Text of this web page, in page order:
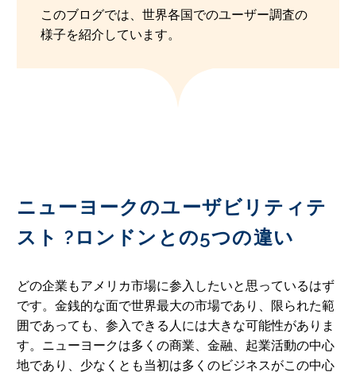
このブログでは、世界各国でのユーザー調査の
様子を紹介しています。
ニューヨークのユーザビリティテ
スト ?ロンドンとの5つの違い
どの企業もアメリカ市場に参入したいと思っているはず
です。金銭的な面で世界最大の市場であり、限られた範
囲であっても、参入できる人には大きな可能性がありま
す。ニューヨークは多くの商業、金融、起業活動の中心
地であり、少なくとも当初は多くのビジネスがこの中心